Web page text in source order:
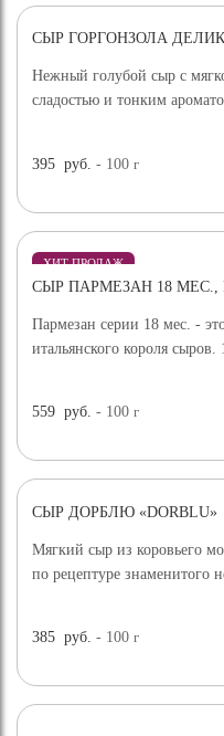
СЫР ГОРГОНЗОЛА
Нежный голубой сыр с
сладостью и тонким
395 руб. - 100г
ХИТ ПРОДАЖ
СЫР ПАРМЕЗАН 18 МЕС.,
Пармезан серии 18 мес. -
итальянского короля
559 руб. - 100г
СЫР ДОРБЛЮ «DORBLU»
Мягкий сыр из коровьего
по рецептуре знаменитого
385 руб. - 100г